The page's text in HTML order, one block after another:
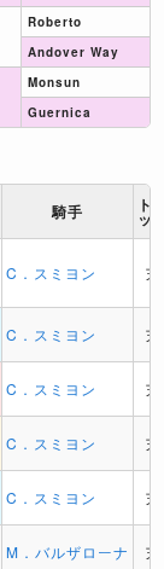
Roberto
Andover Way
Monsun
Guernica
騎手 ト
ッ
C．スミヨン 芝
C．スミヨン 芝
C．スミヨン 芝
C．スミヨン 芝
C．スミヨン 芝
M．バルザローナ 芝